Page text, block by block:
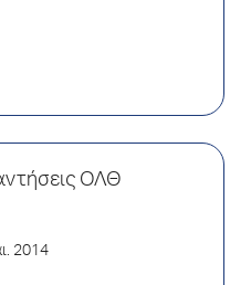
ΟΛΘ
2014